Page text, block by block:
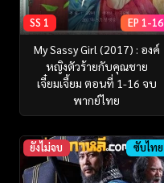
SS 1 EP 1-16
My Sassy Girl (2017) : องค์
หญิงตัวร้ายกับคุณชาย
เจี๋ยมเจี้ยม ตอนที่ 1-16 จบ
พากย์ไทย
ยังไม่จบ ซับไทย